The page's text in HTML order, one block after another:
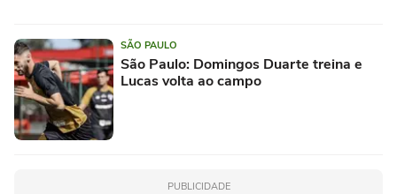
SÃO PAULO
São Paulo: Domingos Duarte treina e
Lucas volta ao campo
PUBLICIDADE